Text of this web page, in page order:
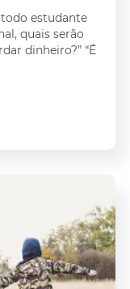
estudante
quais serão
dinheiro?” “É